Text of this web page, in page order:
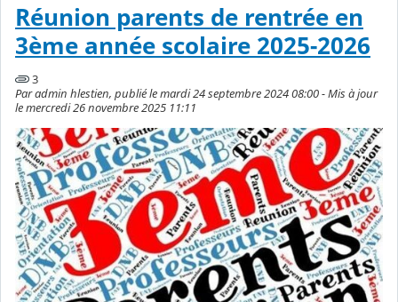
Réunion parents de rentrée en
3ème année scolaire 2025-2026
3
Par admin hlestien, publié le mardi 24 septembre 2024 08:00 - Mis à jour
le mercredi 26 novembre 2025 11:11